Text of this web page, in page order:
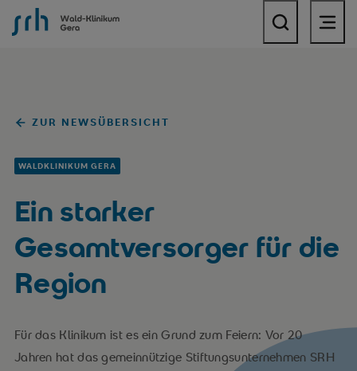
SRH Wald-Klinikum Gera
ZUR NEWSÜBERSICHT
WALDKLINIKUM GERA
Ein starker
Gesamtversorger für die
Region
Für das Klinikum ist es ein Grund zum Feiern: Vor 20
Jahren hat das gemeinnützige Stiftungsunternehmen SRH